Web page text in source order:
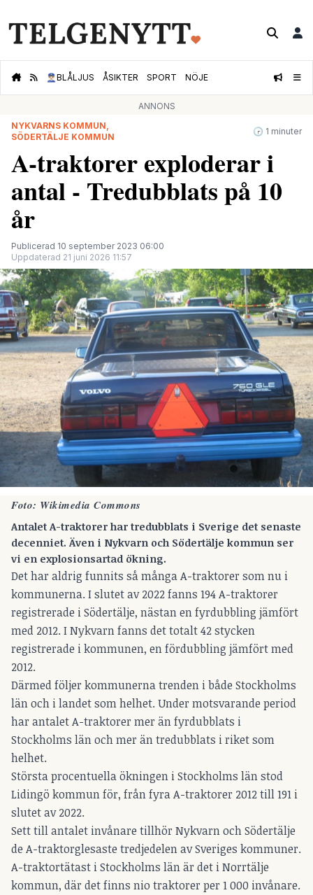
👮🏻‍♂️BLÅLJUS ÅSIKTER SPORT NÖJE
ANNONS
NYKVARNS KOMMUN,
SÖDERTÄLJE KOMMUN
🕝 1 minuter
A-traktorer exploderar i
antal - Tredubblats på 10
år
Publicerad 10 september 2023 06:00
Uppdaterad 21 juni 2026 11:57
Foto: Wikimedia Commons
Antalet A-traktorer har tredubblats i Sverige det senaste
decenniet. Även i Nykvarn och Södertälje kommun ser
vi en explosionsartad ökning.
Det har aldrig funnits så många A-traktorer som nu i
kommunerna. I slutet av 2022 fanns 194 A-traktorer
registrerade i Södertälje, nästan en fyrdubbling jämfört
med 2012. I Nykvarn fanns det totalt 42 stycken
registrerade i kommunen, en fördubbling jämfört med
2012.
Därmed följer kommunerna trenden i både Stockholms
län och i landet som helhet. Under motsvarande period
har antalet A-traktorer mer än fyrdubblats i
Stockholms län och mer än tredubblats i riket som
helhet.
Största procentuella ökningen i Stockholms län stod
Lidingö kommun för, från fyra A-traktorer 2012 till 191 i
slutet av 2022.
Sett till antalet invånare tillhör Nykvarn och Södertälje
de A-traktorglesaste tredjedelen av Sveriges kommuner.
A-traktortätast i Stockholms län är det i Norrtälje
kommun, där det finns nio traktorer per 1 000 invånare.